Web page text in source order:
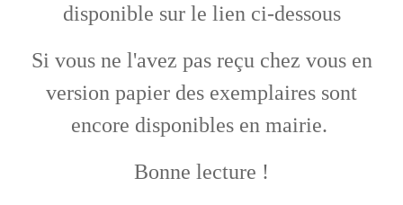
disponible sur le lien ci-dessous
Si vous ne l'avez pas reçu chez vous en
version papier des exemplaires sont
encore disponibles en mairie.
Bonne lecture !